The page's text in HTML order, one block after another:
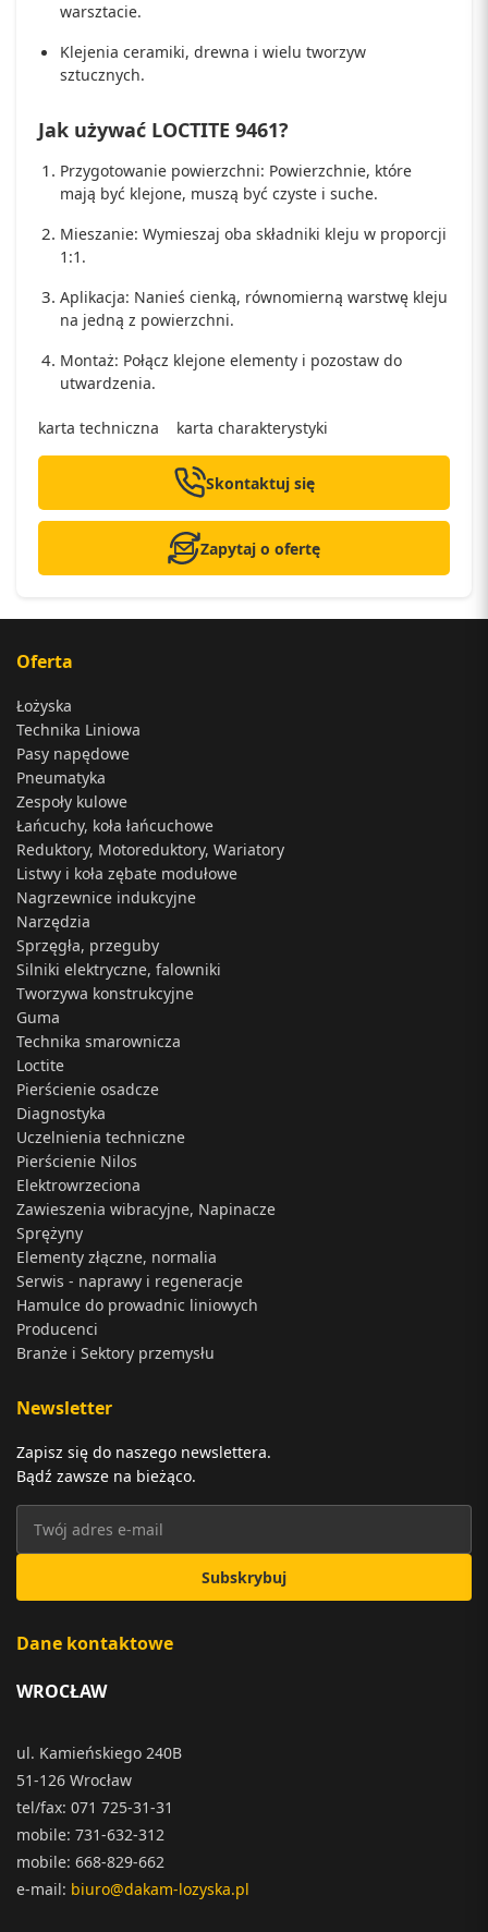
warsztacie.
Klejenia ceramiki, drewna i wielu tworzyw
sztucznych.
Jak używać LOCTITE 9461?
Przygotowanie powierzchni: Powierzchnie, które
mają być klejone, muszą być czyste i suche.
Mieszanie: Wymieszaj oba składniki kleju w proporcji
1:1.
Aplikacja: Nanieś cienką, równomierną warstwę kleju
na jedną z powierzchni.
Montaż: Połącz klejone elementy i pozostaw do
utwardzenia.
karta techniczna karta charakterystyki
Skontaktuj się
Zapytaj o ofertę
Oferta
Łożyska
Technika Liniowa
Pasy napędowe
Pneumatyka
Zespoły kulowe
Łańcuchy, koła łańcuchowe
Reduktory, Motoreduktory, Wariatory
Listwy i koła zębate modułowe
Nagrzewnice indukcyjne
Narzędzia
Sprzęgła, przeguby
Silniki elektryczne, falowniki
Tworzywa konstrukcyjne
Guma
Technika smarownicza
Loctite
Pierścienie osadcze
Diagnostyka
Uczelnienia techniczne
Pierścienie Nilos
Elektrowrzeciona
Zawieszenia wibracyjne, Napinacze
Sprężyny
Elementy złączne, normalia
Serwis - naprawy i regeneracje
Hamulce do prowadnic liniowych
Producenci
Branże i Sektory przemysłu
Newsletter
Zapisz się do naszego newslettera.
Bądź zawsze na bieżąco.
Subskrybuj
Dane kontaktowe
WROCŁAW
ul. Kamieńskiego 240B
51-126 Wrocław
tel/fax: 071 725-31-31
mobile: 731-632-312
mobile: 668-829-662
e-mail: biuro@dakam-lozyska.pl